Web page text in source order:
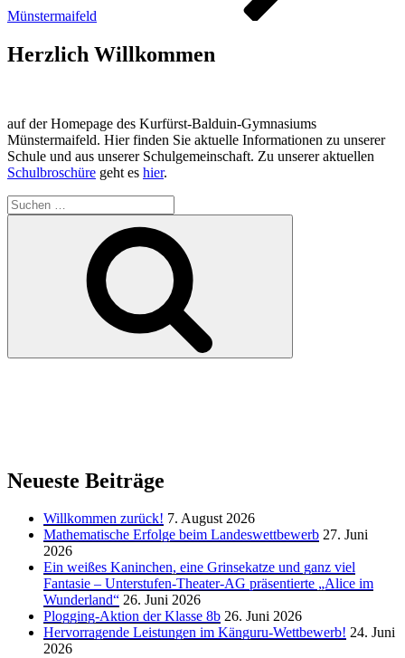
Münstermaifeld
Herzlich Willkommen
auf der Homepage des Kurfürst-Balduin-Gymnasiums
Münstermaifeld. Hier finden Sie aktuelle Informationen zu unserer
Schule und aus unserer Schulgemeinschaft. Zu unserer aktuellen
Schulbroschüre geht es hier.
Suchen
nach:
Neueste Beiträge
Willkommen zurück! 7. August 2026
Mathematische Erfolge beim Landeswettbewerb 27. Juni
2026
Ein weißes Kaninchen, eine Grinsekatze und ganz viel
Fantasie – Unterstufen-Theater-AG präsentierte „Alice im
Wunderland“ 26. Juni 2026
Plogging-Aktion der Klasse 8b 26. Juni 2026
Hervorragende Leistungen im Känguru-Wettbewerb! 24. Juni
2026